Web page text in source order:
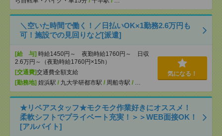
＼空いた時間で働く！／日払いOK×1勤務2.6万円も
可！施設での見回りなど[派遣]
[給 与] 時給1450円～ 夜勤時給1760円～ 日収
2.6万円～（夜勤時給1760円×15h）
[交通費]交通費全額支給
[勤務地] 姪浜駅 / 九大学研都市駅 / 周船寺駅 / …
気になる！
★リペアスタッフ★モクモク作業好きにオススメ！
柔軟シフトでプライベート充実！＞＞WEB面接OK！
[アルバイト]